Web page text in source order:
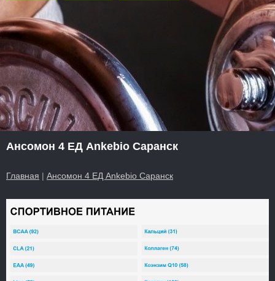
Ансомон 4 ЕД Ankebio Саранск
Главная | Ансомон 4 ЕД Ankebio Саранск